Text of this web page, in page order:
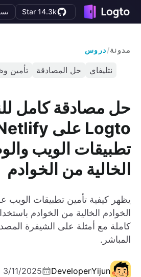
Star 14.3k
مدونة/دروس
نتليفاي حل المصادقة تأمين
حل مصادقة كامل
تطبيقات الويب
الخالية من الخوادم
كاملة مع أمثلة على الشيفرة
المباشر.
Yijun
Developer
3/11/2025